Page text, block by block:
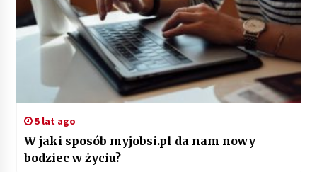
5 lat ago
W jaki sposób myjobsi.pl da nam nowy
bodziec w życiu?